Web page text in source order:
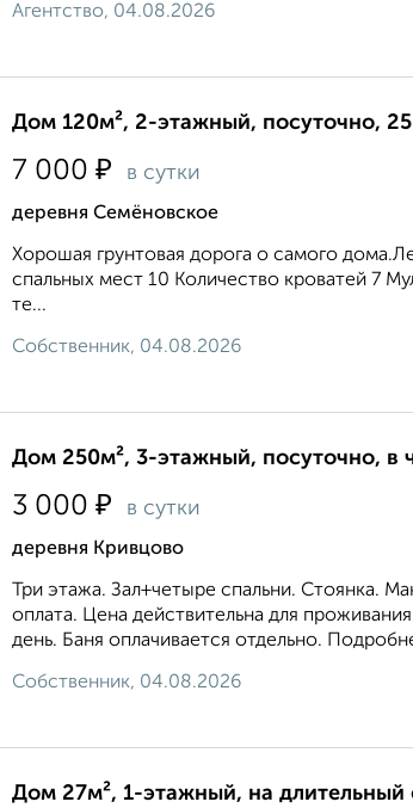
Агентство, 04.08.2026
Дом 120м², 2-этажный, посуточно,
7 000 ₽ в сутки
деревня Семёновское
Хорошая грунтовая дорога о самого
спальных мест 10 Количество кроватей 7
те...
Собственник, 04.08.2026
Дом 250м², 3-этажный, посуточно, в
3 000 ₽ в сутки
деревня Кривцово
Три этажа. Зал+четыре спальни. Стоянка.
оплата. Цена действительна для
день. Баня оплачивается отдельно.
Собственник, 04.08.2026
Дом 27м², 1-этажный, на длительный